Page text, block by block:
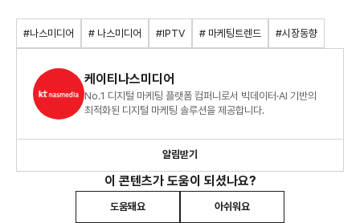
#나스미디어 # 나스미디어 #IPTV # 마케팅트렌드 #시장동향
케이티나스미디어
No.1 디지털 마케팅 플랫폼 컴퍼니로서 빅데이터·AI 기반의
최적화된 디지털 마케팅 솔루션을 제공합니다.
알림받기
이 콘텐츠가 도움이 되셨나요?
도움돼요 아쉬워요